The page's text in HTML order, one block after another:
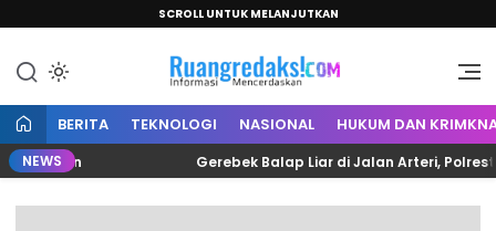
SCROLL UNTUK MELANJUTKAN
Ruang Redaksi
Informasi Mencerdaskan
BERITA TEKNOLOGI NASIONAL HUKUM DAN
NEWS
Polman Gerebek Balap Liar di Jalan Arteri, Polresta